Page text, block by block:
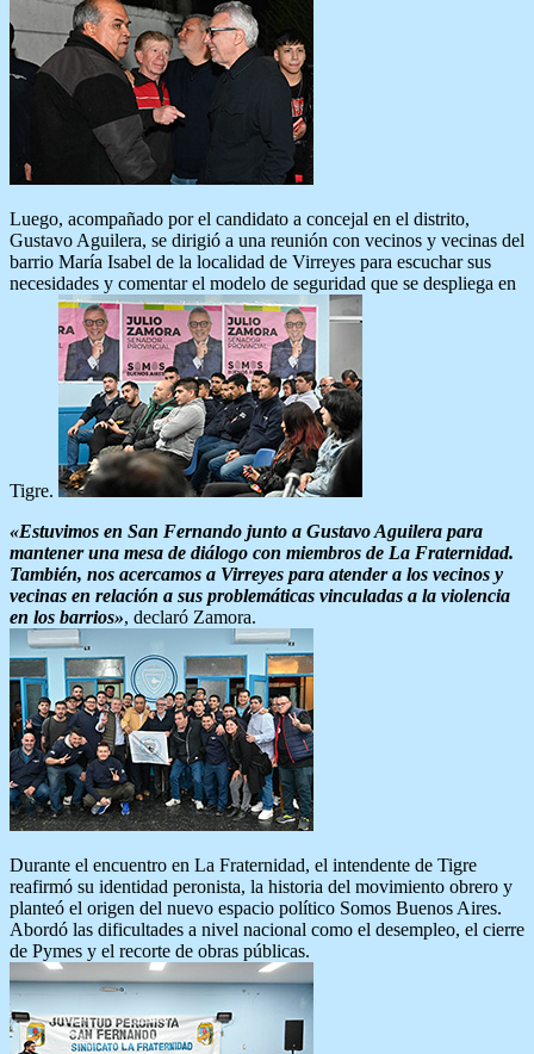
Luego, acompañado por el candidato a concejal en el distrito,
Gustavo Aguilera, se dirigió a una reunión con vecinos y vecinas del
barrio María Isabel de la localidad de Virreyes para escuchar sus
necesidades y comentar el modelo de seguridad que se despliega en
Tigre.
«Estuvimos en San Fernando junto a Gustavo Aguilera para
mantener una mesa de diálogo con miembros de La Fraternidad.
También, nos acercamos a Virreyes para atender a los vecinos y
vecinas en relación a sus problemáticas vinculadas a la violencia
en los barrios», declaró Zamora.
Durante el encuentro en La Fraternidad, el intendente de Tigre
reafirmó su identidad peronista, la historia del movimiento obrero y
planteó el origen del nuevo espacio político Somos Buenos Aires.
Abordó las dificultades a nivel nacional como el desempleo, el cierre
de Pymes y el recorte de obras públicas.